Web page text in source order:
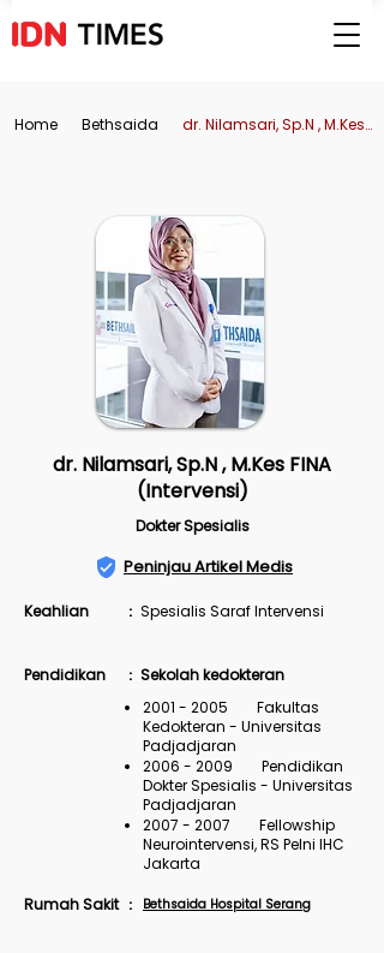
Home Bethsaida dr. Nilamsari, Sp.N , M.Kes
dr. Nilamsari, Sp.N , M.Kes FINA
(Intervensi)
Dokter Spesialis
Keahlian : Spesialis Saraf Intervensi
2001 - 2005 Fakultas
Kedokteran - Universitas
Padjadjaran
2006 - 2009 Pendidikan
Dokter Spesialis - Universitas
Padjadjaran
2007 - 2007 Fellowship
Neurointervensi, RS Pelni IHC
Jakarta
Sekolah kedokteran
:
Pendidikan
Peninjau Artikel Medis
Rumah Sakit : Bethsaida Hospital Serang